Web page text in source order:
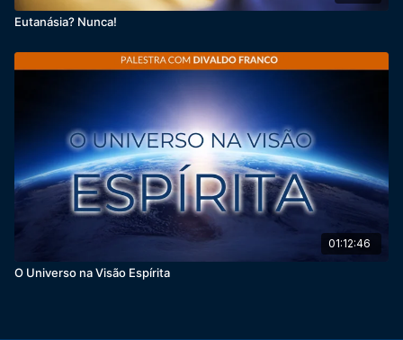
Eutanásia? Nunca!
01:12:46
O Universo na Visão Espírita